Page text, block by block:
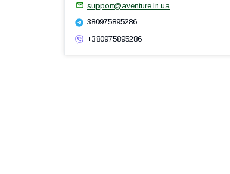
support@aventure.in.ua
380975895286
+380975895286